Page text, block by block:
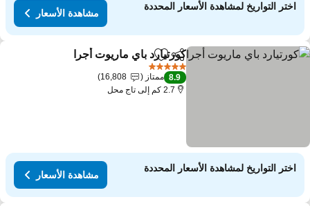
اختر التواريخ لمشاهدة الأسعار المحددة
مشاهدة الأسعار
مشاركةAdd to favorites
كورتيارد باي ماريوت أجرا
8.9 ممتاز
16,808
2.7 كم إلى تاج محل
اختر التواريخ لمشاهدة الأسعار المحددة
مشاهدة الأسعار